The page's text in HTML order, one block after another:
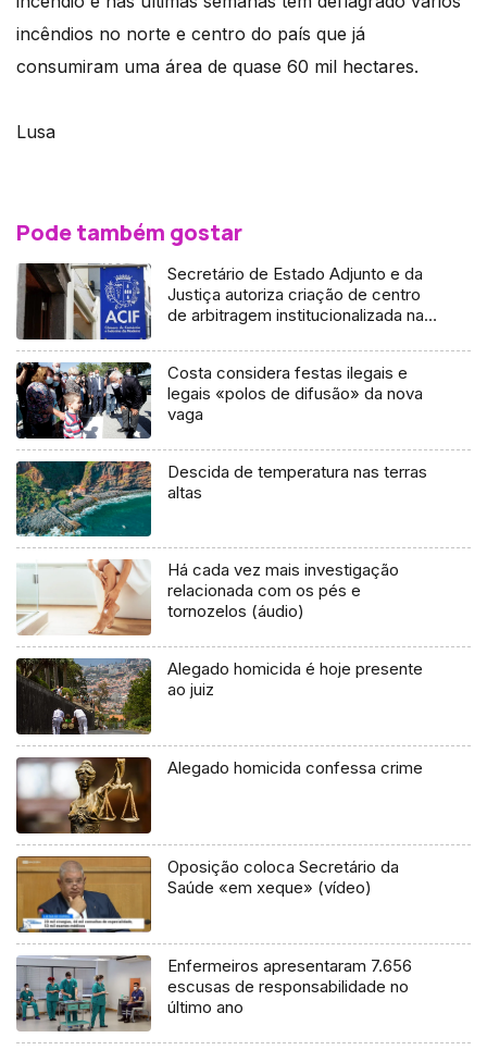
incêndios no norte e centro do país que já
consumiram uma área de quase 60 mil hectares.
Lusa
Pode também gostar
Secretário de Estado Adjunto e da
Justiça autoriza criação de centro
de arbitragem institucionalizada na
Costa considera festas ilegais e
legais «polos de difusão» da nova
vaga
Descida de temperatura nas terras
altas
Há cada vez mais investigação
relacionada com os pés e
tornozelos (áudio)
Alegado homicida é hoje presente
ao juiz
Alegado homicida confessa crime
Oposição coloca Secretário da
Saúde «em xeque» (vídeo)
Enfermeiros apresentaram 7.656
escusas de responsabilidade no
último ano